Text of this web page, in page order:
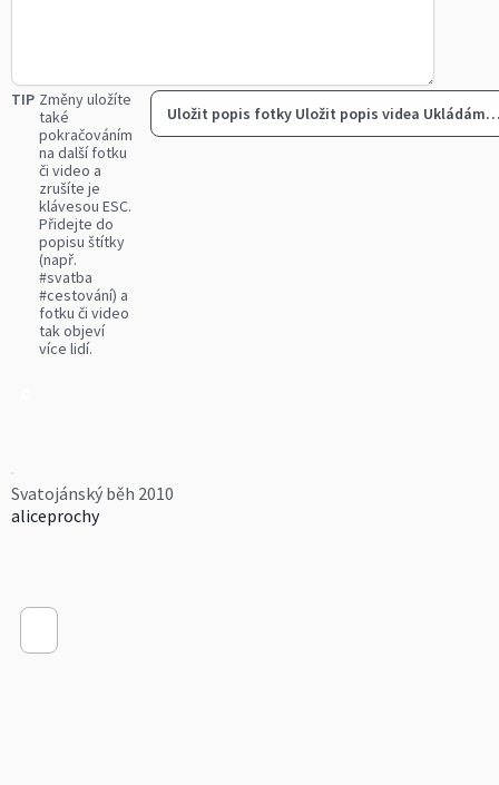
TIP Změny uložíte
také
pokračováním
na další fotku
či video a
zrušíte je
klávesou ESC.
Přidejte do
popisu štítky
(např.
#svatba
#cestování) a
fotku či video
tak objeví
více lidí.
Uložit popis fotky Uložit popis videa
Svatojánský běh 2010
aliceprochy